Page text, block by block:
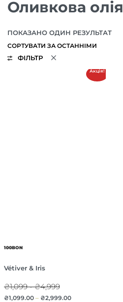
Оливкова олія
ПОКАЗАНО ОДИН РЕЗУЛЬТАТ
ФІЛЬТР
Акція!
100BON
Vétiver & Iris
₴1,099 - ₴4,999
₴1,099.00– ₴2,999.00